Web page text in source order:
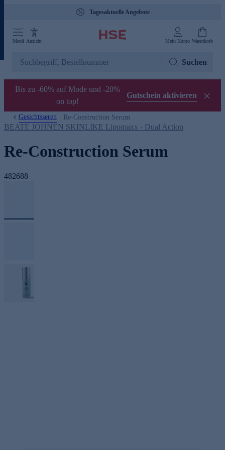
Tagesaktuelle Angebote
Menü Ansicht Mein Konto Warenkorb
Suchen
Bis zu -60% auf Mode und -20%
on top!
Gutschein aktivieren
Gesichtsseren Re-Construction Serum
BEATE JOHNEN SKINLIKE Lipomaxx - Dual Action
Re-Construction Serum
482688